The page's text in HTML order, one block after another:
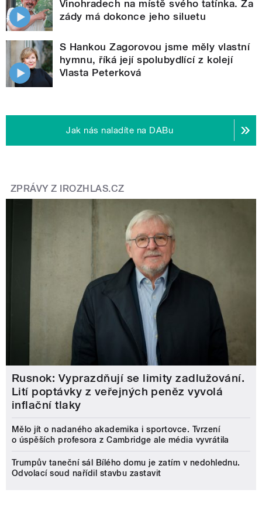
Vinohradech na místě svého tatínka. Za
zády má dokonce jeho siluetu
S Hankou Zagorovou jsme měly vlastní
hymnu, říká její spolubydlící z kolejí
Vlasta Peterková
Jak nás naladíte na DABu
ZPRÁVY Z IROZHLAS.CZ
Rusnok: Vyprazdňují se limity zadlužování.
Lití poptávky z veřejných peněz vyvolá
inflační tlaky
Mělo jít o nadaného akademika i sportovce. Tvrzení
o úspěších profesora z Cambridge ale média vyvrátila
Trumpův taneční sál Bílého domu je zatím v nedohlednu.
Odvolací soud nařídil stavbu zastavit